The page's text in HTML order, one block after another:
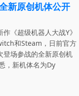
新原创机体公开
《超级机器人大战Y》
和Steam，日前官方
登场参战的全新原创机
，新机体名为Dy